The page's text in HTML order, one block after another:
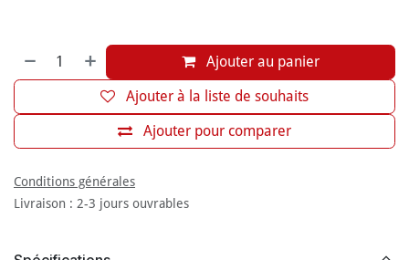
Ajouter au panier
Ajouter pour comparer
Ajouter à la liste de souhaits
Conditions générales
Livraison : 2-3 jours ouvrables